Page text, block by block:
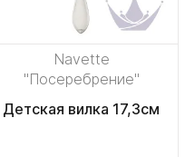
Navette
"Посеребрение"
Детская вилка 17,3см